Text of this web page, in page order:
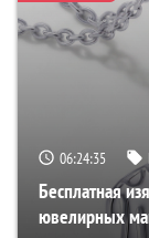
06:24:34
Бесплатная
ювелирных